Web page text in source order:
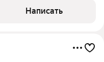
и уютная кухня
Написать